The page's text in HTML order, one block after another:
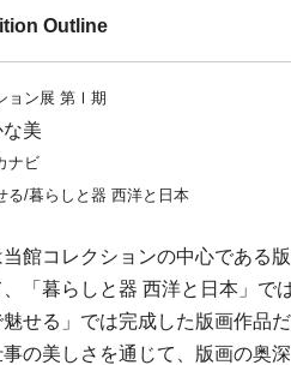
Outline
ョン展 第Ⅰ期
美
ナビ
る/暮らしと器 西洋と日本
館コレクションの中心である
、「暮らしと器 西洋と日本」で
魅せる」では完成した版画作品
事の美しさを通じて、版画の奥